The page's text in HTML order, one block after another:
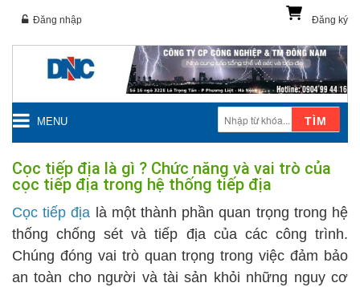
Đăng ký
Đăng nhập
MENU TÌM
Cọc tiếp địa là gì ? Chức năng và vai trò của
cọc tiếp địa trong hệ thống tiếp địa
Cọc tiếp địa là một thành phần quan trọng trong hệ
thống chống sét và tiếp địa của các công trình.
Chúng đóng vai trò quan trọng trong việc đảm bảo
an toàn cho người và tài sản khỏi những nguy cơ